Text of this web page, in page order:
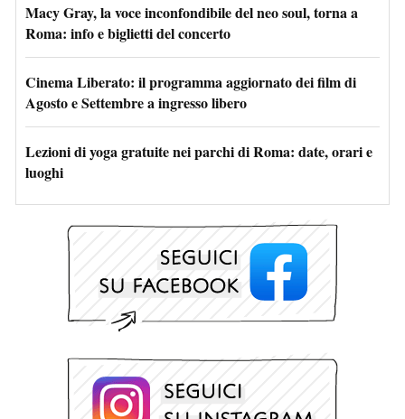
Macy Gray, la voce inconfondibile del neo soul, torna a
Roma: info e biglietti del concerto
Cinema Liberato: il programma aggiornato dei film di
Agosto e Settembre a ingresso libero
Lezioni di yoga gratuite nei parchi di Roma: date, orari e
luoghi